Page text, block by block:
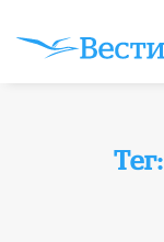
Тег: